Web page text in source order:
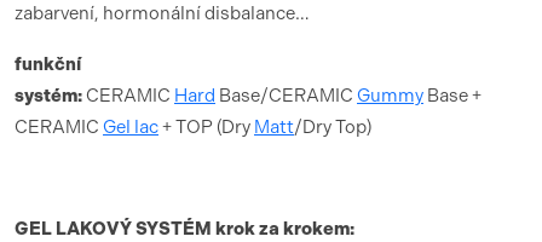
zabarvení, hormonální disbalance…
funkční
systém:CERAMIC Hard Base/CERAMIC Gummy Base +
CERAMIC Gel lac+ TOP (Dry Matt/Dry Top)
GEL LAKOVÝ SYSTÉ M krok za krokem: